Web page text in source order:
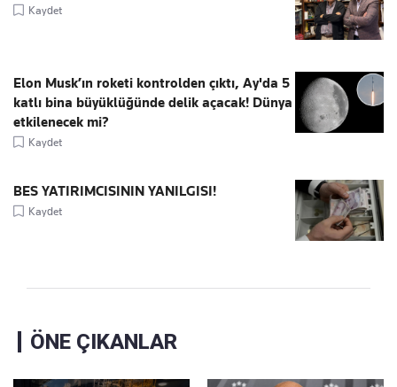
Kaydet
Elon Musk’ın roketi kontrolden çıktı, Ay'da 5
katlı bina büyüklüğünde delik açacak! Dünya
etkilenecek mi?
Kaydet
BES YATIRIMCISININ YANILGISI!
Kaydet
ÖNE ÇIKANLAR